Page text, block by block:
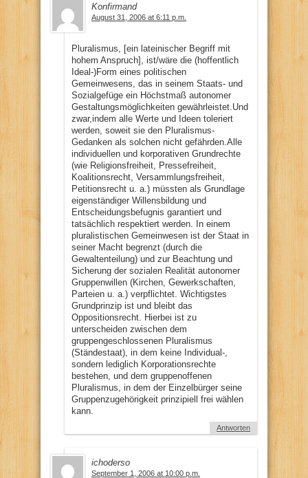
Konfirmand
August 31, 2006 at 6:11 p.m.
Pluralismus, [ein lateinischer Begriff mit
hohem Anspruch], ist/wäre die (hoffentlich
Ideal-)Form eines politischen
Gemeinwesens, das in seinem Staats- und
Sozialgefüge ein Höchstmaß autonomer
Gestaltungsmöglichkeiten gewährleistet.Und
zwar,indem alle Werte und Ideen toleriert
werden, soweit sie den Pluralismus-
Gedanken als solchen nicht gefährden.Alle
individuellen und korporativen Grundrechte
(wie Religionsfreiheit, Pressefreiheit,
Koalitionsrecht, Versammlungsfreiheit,
Petitionsrecht u. a.) müssten als Grundlage
eigenständiger Willensbildung und
Entscheidungsbefugnis garantiert und
tatsächlich respektiert werden. In einem
pluralistischen Gemeinwesen ist der Staat in
seiner Macht begrenzt (durch die
Gewaltenteilung) und zur Beachtung und
Sicherung der sozialen Realität autonomer
Gruppenwillen (Kirchen, Gewerkschaften,
Parteien u. a.) verpflichtet. Wichtigstes
Grundprinzip ist und bleibt das
Oppositionsrecht. Hierbei ist zu
unterscheiden zwischen dem
gruppengeschlossenen Pluralismus
(Ständestaat), in dem keine Individual-,
sondern lediglich Korporationsrechte
bestehen, und dem gruppenoffenen
Pluralismus, in dem der Einzelbürger seine
Gruppenzugehörigkeit prinzipiell frei wählen
kann.
Antworten
ichoderso
September 1, 2006 at 10:00 p.m.